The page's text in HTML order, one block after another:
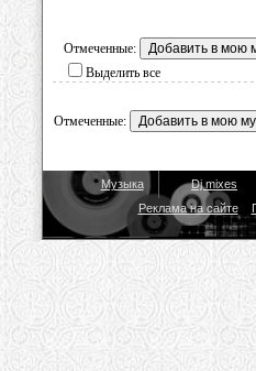
Отмеченные:
Выделить все
Отмеченные:
Музыка Dj mixes
Реклама на сайте